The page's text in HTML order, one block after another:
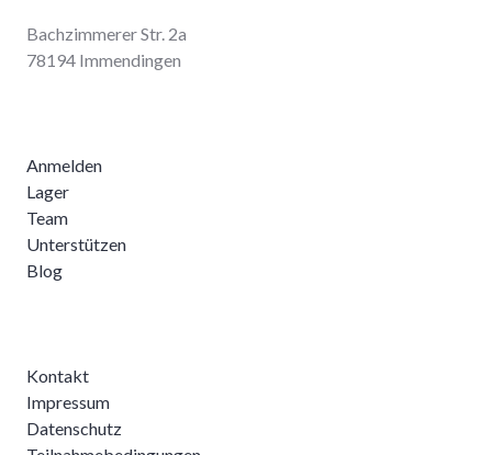
Bachzimmerer Str. 2a
78194 Immendingen
Anmelden
Lager
Team
Unterstützen
Blog
Kontakt
Impressum
Datenschutz